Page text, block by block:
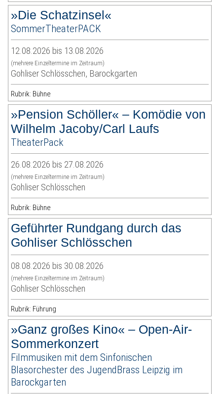
»Die Schatzinsel«
SommerTheaterPACK
12.08.2026 bis 13.08.2026
(mehrere Einzeltermine im Zeitraum)
Gohliser Schlösschen, Barockgarten
Rubrik: Bühne
»Pension Schöller« – Komödie von
Wilhelm Jacoby/Carl Laufs
TheaterPack
26.08.2026 bis 27.08.2026
(mehrere Einzeltermine im Zeitraum)
Gohliser Schlösschen
Rubrik: Bühne
Geführter Rundgang durch das
Gohliser Schlösschen
08.08.2026 bis 30.08.2026
(mehrere Einzeltermine im Zeitraum)
Gohliser Schlösschen
Rubrik: Führung
»Ganz großes Kino« – Open-Air-
Sommerkonzert
Filmmusiken mit dem Sinfonischen
Blasorchester des JugendBrass Leipzig im
Barockgarten